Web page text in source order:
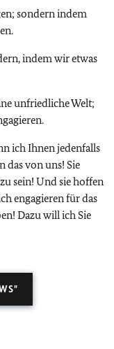
sondern indem
indem wir etwas
unfriedliche Welt;
ich Ihnen jedenfalls
das von uns! Sie
sein! Und sie hoffen
engagieren für das
Dazu will ich Sie